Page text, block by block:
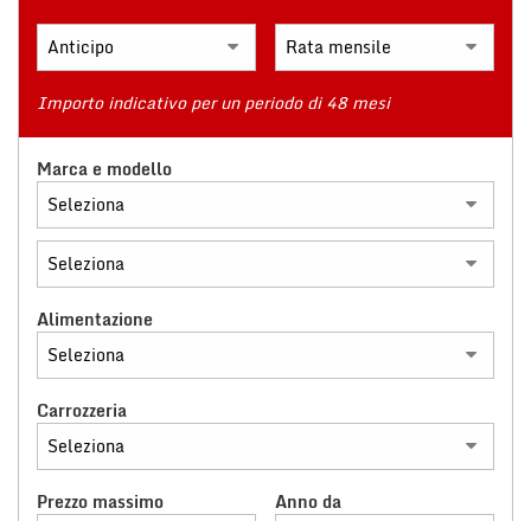
RECENSIONI
NEWS
RICONOSCIMENTI
NEWS
AREA COMMERCIANTI
Importo indicativo per un periodo di 48 mesi
Marca e modello
Alimentazione
Carrozzeria
Prezzo massimo Anno da
tecnologie
di
tracciamento
che
adottiamo
le
funzionalità
svolgere
attività
di
seguito
descritte.
Per
ottenere
maggiori
informazioni
e